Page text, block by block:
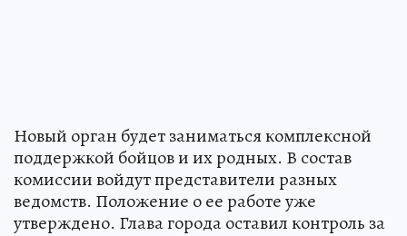
Новый орган будет заниматься комплексной
поддержкой бойцов и их родных. В состав
комиссии войдут представители разных
ведомств. Положение о ее работе уже
утверждено. Глава города оставил контроль за